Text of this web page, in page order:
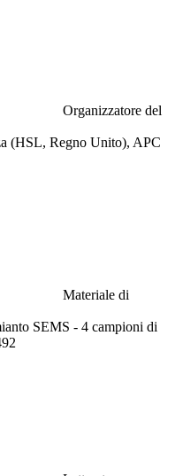
Organizzatore del
(HSL, Regno Unito), APC
Materiale di
SEMS - 4 campioni di